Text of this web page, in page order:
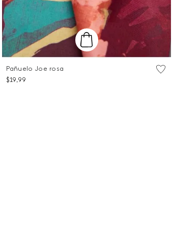
Talla Única
Pañuelo Joe rosa
$19 99